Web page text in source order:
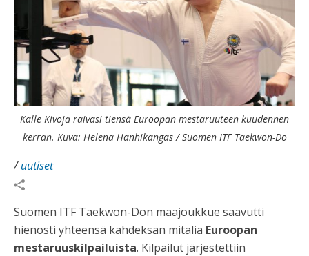
Kalle Kivoja raivasi tiensä Euroopan mestaruuteen kuudennen
kerran. Kuva: Helena Hanhikangas / Suomen ITF Taekwon-Do
/uutiset
Suomen ITF Taekwon-Don maajoukkue saavutti
hienosti yhteensä kahdeksan mitalia Euroopan
mestaruuskilpailuista. Kilpailut järjestettiin